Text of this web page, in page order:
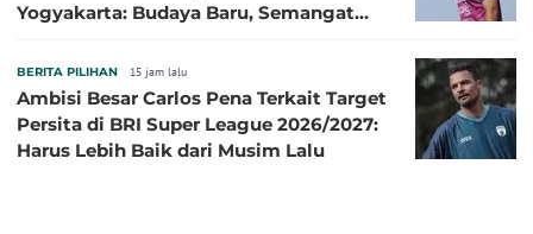
Yogyakarta: Budaya Baru, Semangat
BERITA PILIHAN 15 jam lalu
Ambisi Besar Carlos Pena Terkait Target
Persita di BRI Super League 2026/2027:
Harus Lebih Baik dari Musim Lalu